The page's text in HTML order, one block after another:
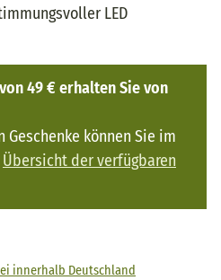
LED
49 € erhalten Sie von
können Sie im
Übersicht der verfügbaren
innerhalb Deutschland